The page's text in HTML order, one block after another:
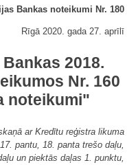
Bankas noteikumi Nr. 180
Rīgā 2020. gada 27. aprīlī
2018.
Nr. 160
noteikumi"
ar Kredītu reģistra likuma
pantu, 18. panta trešo daļu,
un piektās daļas 1. punktu,